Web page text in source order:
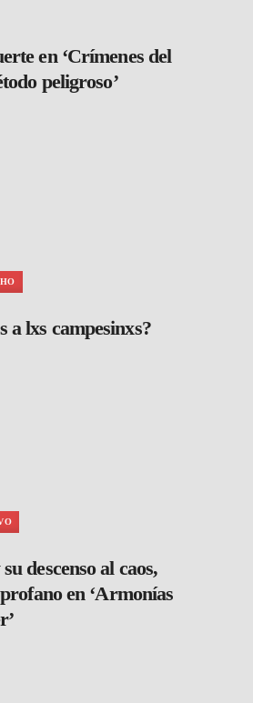
en ‘Crímenes del
peligroso’
a lxs campesinxs?
descenso al caos,
en ‘Armonías